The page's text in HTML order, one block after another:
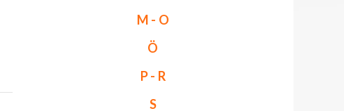
M - O
Ö
P - R
S